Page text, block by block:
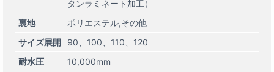
タンラミネート加工）
裏地
ポリエステル,その他
サイズ展開
90 100 110
120
耐水圧
10,000mm